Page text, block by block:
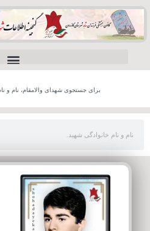
برای جستجوی شهدای والامقام، نام و